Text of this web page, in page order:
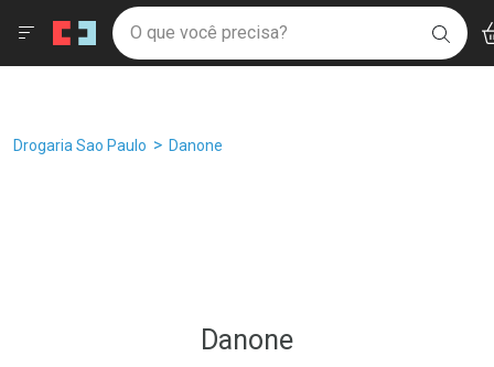
Drogaria São Paulo
Ir direto para a home
pela página
Ir direto para o conteúdo
Ir direto para a busca
Ir direto para a notificações
Faça a sua busca
O que você precisa?
Menu
Breadcrumb
Drogaria Sao Paulo Danone
Danone
Âncoras
Filtros Ordenar por